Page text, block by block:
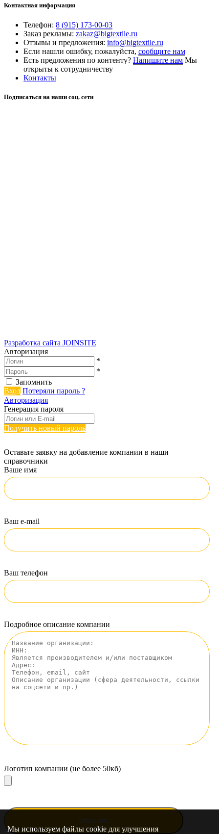
Контактная информация
Телефон: 8 (915) 173-00-03
Заказ рекламы: zakaz@bigtextile.ru
Отзывы и предложения: info@bigtextile.ru
Если нашли ошибку, пожалуйста, сообщите нам
Есть предложения по контенту? Напишите нам Мы
открыты к сотрудничеству
Контакты
Подписаться на наши соц. сети
Разработка сайта JOINSITE
Мы используем файлы cookie для улучшения
Авторизация
*
*
Запомнить
Вход Потеряли пароль ?
Авторизация
Генерация пароля
Получить новый пароль
Оставьте заявку на добавление компании в наши
справочники
Ваше имя
Ваш e-mail
Ваш телефон
Подробное описание компании
Логотип компании (не более 50кб)